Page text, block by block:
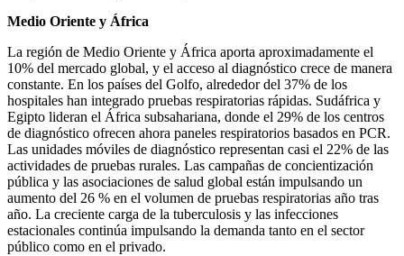
Medio Oriente y África
La región de Medio Oriente y África aporta aproximadamente el
10% del mercado global, y el acceso al diagnóstico crece de manera
constante. En los países del Golfo, alrededor del 37% de los
hospitales han integrado pruebas respiratorias rápidas. Sudáfrica y
Egipto lideran el África subsahariana, donde el 29% de los centros
de diagnóstico ofrecen ahora paneles respiratorios basados ​​en PCR.
Las unidades móviles de diagnóstico representan casi el 22% de las
actividades de pruebas rurales. Las campañas de concientización
pública y las asociaciones de salud global están impulsando un
aumento del 26 % en el volumen de pruebas respiratorias año tras
año. La creciente carga de la tuberculosis y las infecciones
estacionales continúa impulsando la demanda tanto en el sector
público como en el privado.